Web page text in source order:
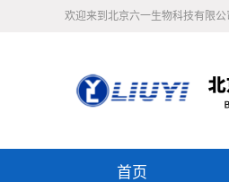
欢迎来到北京六一生物科技有限
首页